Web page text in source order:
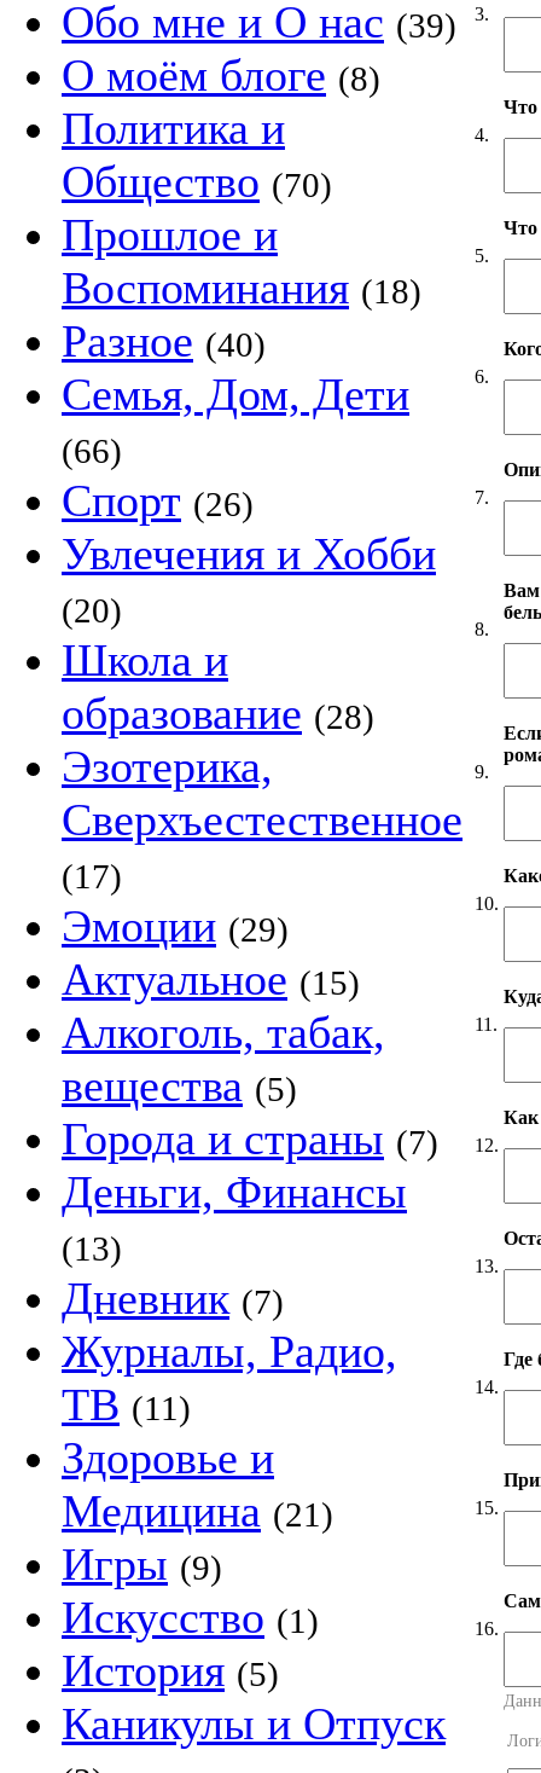
Обо мне и О нас (39)
О моём блоге (8)
Политика и
Общество (70)
Прошлое и
Воспоминания (18)
Разное (40)
Семья, Дом, Дети
(66)
Спорт (26)
Увлечения и Хобби
(20)
Школа и
образование (28)
Эзотерика,
Сверхъестественное
(17)
Эмоции (29)
Актуальное (15)
Алкоголь, табак,
вещества (5)
Города и страны (7)
Деньги, Финансы
(13)
Дневник (7)
Журналы, Радио,
ТВ (11)
Здоровье и
Медицина (21)
Игры (9)
Искусство (1)
История (5)
Каникулы и Отпуск
3.
4.
Что
5.
Что
6.
7.
8.
Вам
9.
10.
11.
12.
Как
13.
14.
Где
15.
16.